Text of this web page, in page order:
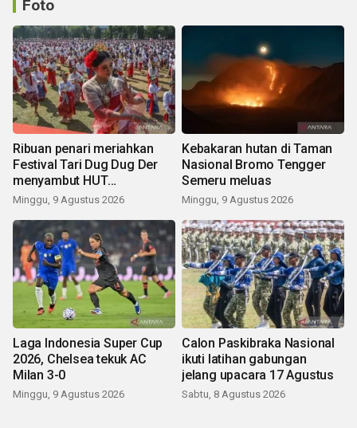
Foto
Ribuan penari meriahkan
Festival Tari Dug Dug Der
menyambut HUT
Kemerdekaan
Minggu, 9 Agustus 2026
Kebakaran hutan di Taman
Nasional Bromo Tengger
Semeru meluas
Minggu, 9 Agustus 2026
Laga Indonesia Super Cup
2026, Chelsea tekuk AC
Milan 3-0
Minggu, 9 Agustus 2026
Calon Paskibraka Nasional
ikuti latihan gabungan
jelang upacara 17 Agustus
Sabtu, 8 Agustus 2026